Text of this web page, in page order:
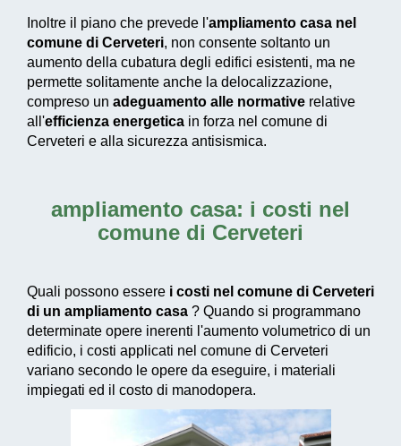
Inoltre il piano che prevede l'ampliamento casa nel
comune di Cerveteri, non consente soltanto un
aumento della cubatura degli edifici esistenti, ma ne
permette solitamente anche la delocalizzazione,
compreso un adeguamento alle normative relative
all'efficienza energetica in forza nel comune di
Cerveteri e alla sicurezza antisismica.
ampliamento casa: i costi nel
comune di Cerveteri
Quali possono essere i costi nel comune di Cerveteri
di un ampliamento casa ? Quando si programmano
determinate opere inerenti l'aumento volumetrico di un
edificio, i costi applicati nel comune di Cerveteri
variano secondo le opere da eseguire, i materiali
impiegati ed il costo di manodopera.